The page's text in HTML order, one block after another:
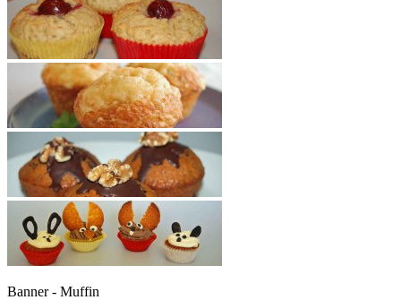
Banner - Muffin